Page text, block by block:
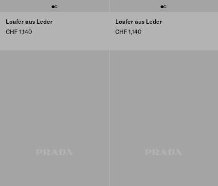
Loafer aus Leder
CHF 1,140
Loafer aus Leder
CHF 1,140